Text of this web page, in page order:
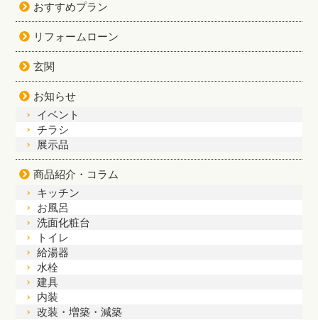
おすすめプラン
リフォームローン
玄関
お知らせ
イベント
チラシ
展示品
商品紹介・コラム
キッチン
お風呂
洗面化粧台
トイレ
給湯器
水栓
建具
内装
改装・増築・減築